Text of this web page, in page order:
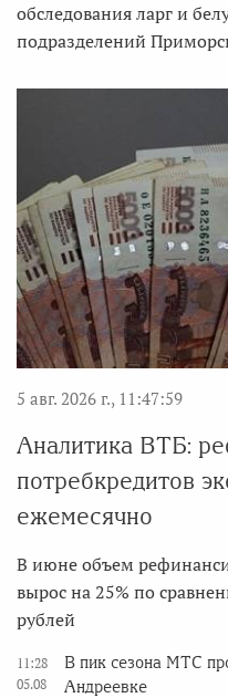
обследования ларг и
подразделений
5 авг. 2026 г., 11:47:59
Аналитика ВТБ:
потребкредитов
ежемесячно
В июне объем
вырос на 25% по
рублей
11:28
05.08
В пик сезона МТС
Андреевке